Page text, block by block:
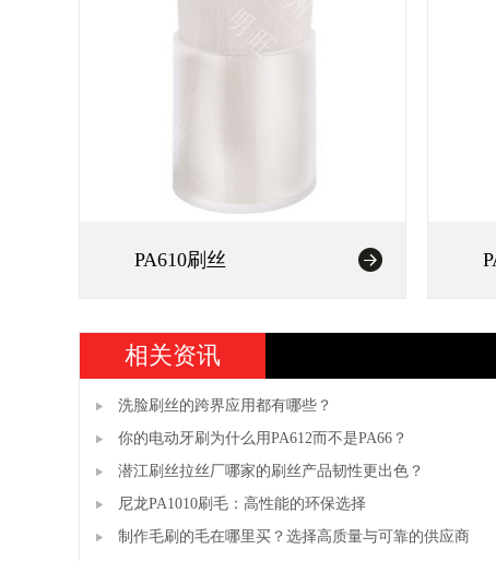
PA610刷丝
相关资讯
洗脸刷丝的跨界应用都有哪些？
你的电动牙刷为什么用PA612而不是PA66？
潜江刷丝拉丝厂哪家的刷丝产品韧性更出色？
尼龙PA1010刷毛：高性能的环保选择
制作毛刷的毛在哪里买？选择高质量与可靠的供应商